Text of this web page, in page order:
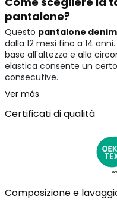
pantalone?
Questo pantalone
dalla 12 mesi fino a 14
base all'altezza e alla
elastica consente un
consecutive.
Ver más
Certificati di qualità
Composizione e